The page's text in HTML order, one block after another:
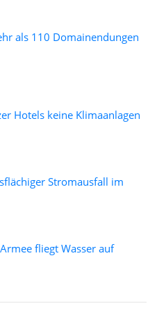
als 110 Domainendungen
Hotels keine Klimaanlagen
Stromausfall im
fliegt Wasser auf